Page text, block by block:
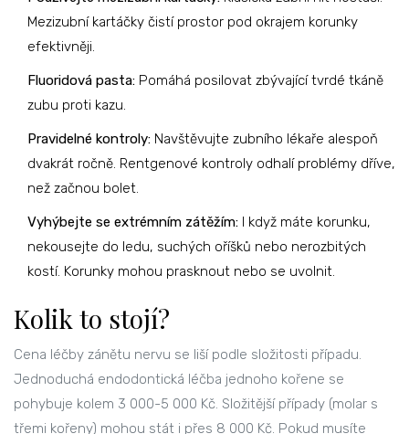
Mezizubní kartáčky čistí prostor pod okrajem korunky
efektivněji.
Fluoridová pasta: Pomáhá posilovat zbývající tvrdé tkáně
zubu proti kazu.
Pravidelné kontroly: Navštěvujte zubního lékaře alespoň
dvakrát ročně. Rentgenové kontroly odhalí problémy dříve,
než začnou bolet.
Vyhýbejte se extrémním zátěžím: I když máte korunku,
nekousejte do ledu, suchých oříšků nebo nerozbitých
kostí. Korunky mohou prasknout nebo se uvolnit.
Kolik to stojí?
Cena léčby zánětu nervu se liší podle složitosti případu.
Jednoduchá endodontická léčba jednoho kořene se
pohybuje kolem 3 000-5 000 Kč. Složitější případy (molar s
třemi kořeny) mohou stát i přes 8 000 Kč. Pokud musíte